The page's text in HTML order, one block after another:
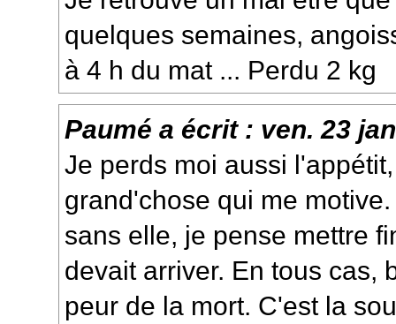
quelques semaines,
à 4 h du mat ... Perdu 2 kg
Paumé a écrit : ven. 23
Je perds moi aussi
grand'chose qui me
sans elle, je pense mettre
devait arriver. En tous cas,
peur de la mort. C'est la